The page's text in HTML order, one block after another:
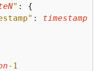
" : {
: timestamp
-1